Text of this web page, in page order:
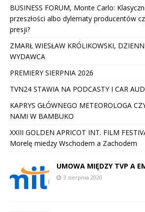
BUSINESS FORUM, Monte Carlo:
przeszłości albo dylematy producentów
presji?
ZMARŁ WIESŁAW KRÓLIKOWSKI,
WYDAWCA
PREMIERY SIERPNIA 2026
TVN24 STAWIA NA PODCASTY I CAR
KAPRYS GŁÓWNEGO METEOROLOGA
NAMI W BAMBUKO
XXIII GOLDEN APRICOT INT. FILM
Morelę miedzy Wschodem a Zachodem
UMOWA MIĘDZY TVP A
3 sierpnia 2020